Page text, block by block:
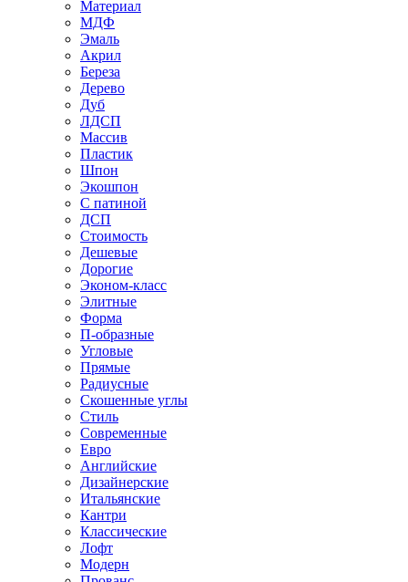
Материал
МДФ
Эмаль
Акрил
Береза
Дерево
Дуб
ЛДСП
Массив
Пластик
Шпон
Экошпон
С патиной
ДСП
Стоимость
Дешевые
Дорогие
Эконом-класс
Элитные
Форма
П-образные
Угловые
Прямые
Радиусные
Скошенные углы
Стиль
Современные
Евро
Английские
Дизайнерские
Итальянские
Кантри
Классические
Лофт
Модерн